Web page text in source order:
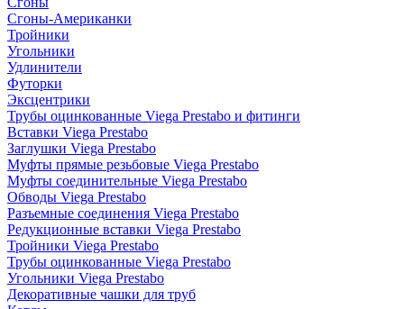
Сгоны-Американки
Тройники
Угольники
Удлинители
Футорки
Эксцентрики
Трубы оцинкованные Viega Prestabo и фитинги
Вставки Viega Prestabo
Заглушки Viega Prestabo
Муфты прямые резьбовые Viega Prestabo
Муфты соединительные Viega Prestabo
Обводы Viega Prestabo
Разъемные соединения Viega Prestabo
Редукционные вставки Viega Prestabo
Тройники Viega Prestabo
Трубы оцинкованные Viega Prestabo
Угольники Viega Prestabo
Декоративные чашки для труб